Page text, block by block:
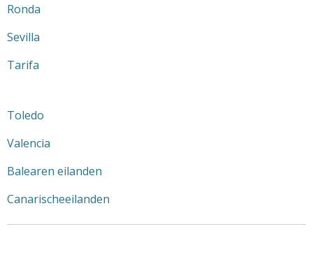
Ronda
Sevilla
Tarifa
Toledo
Valencia
Balearen eilanden
Canarischeeilanden